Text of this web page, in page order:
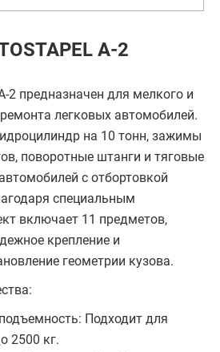
A-2
2 предназначен для мелкого и
легковых автомобилей.
на 10 тонн, зажимы
поворотные штанги и тяговые
с отбортовкой
специальным
включает 11 предметов,
крепление и
геометрии кузова.
Подходит для
2500 кг.